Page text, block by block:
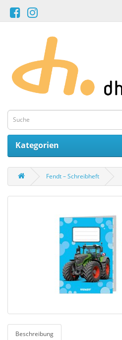
Kategorien
Fendt – Schreibheft
Beschreibung